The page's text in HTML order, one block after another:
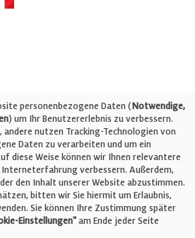
0
bau.eu
personenbezogene Daten (Notwendige,
) um Ihr Benutzererlebnis zu verbessern.
andere nutzen Tracking-Technologien von
Daten zu verarbeiten und um ein
diese Weise können wir Ihnen relevantere
verbessern. Außerdem,
den Inhalt unserer Website abzustimmen.
bitten wir Sie hiermit um Erlaubnis,
Sie können Ihre Zustimmung später
Einstellungen" am Ende jeder Seite